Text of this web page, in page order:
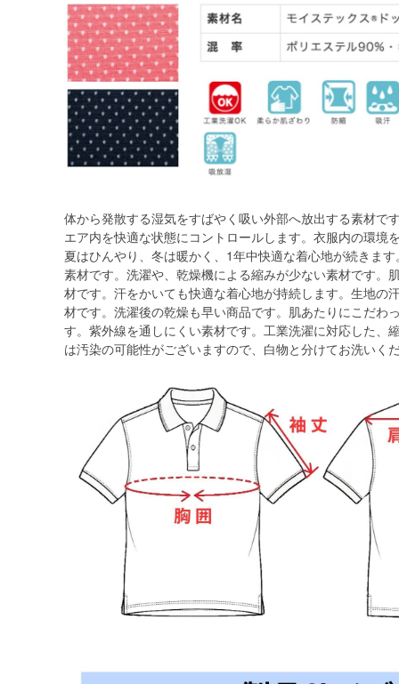
体から発散する湿気をすばやく吸い外部へ放出する素材で
エア内を快適な状態にコントロールします。衣服内の環境
夏はひんやり、冬は暖かく、1年中快適な着心地が続きま
素材です。洗濯や、乾燥機による縮みが少ない素材です。
材です。汗をかいても快適な着心地が持続します。生地の
材です。洗濯後の乾燥も早い商品です。肌あたりにこだわ
す。紫外線を通しにくい素材です。工業洗濯に対応した、
は汚染の可能性がございますので、白物と分けてお洗いく